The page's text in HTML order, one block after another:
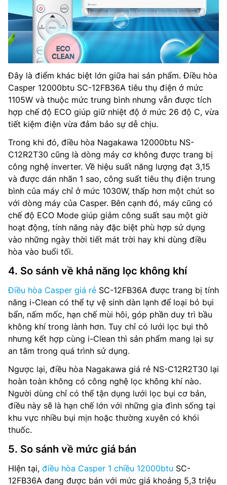
Đây là điểm khác biệt lớn giữa hai sản phẩm. Điều hòa
Casper 12000btu SC-12FB36A tiêu thụ điện ở mức
1105W và thuộc mức trung bình nhưng vẫn được tích
hợp chế độ ECO giúp giữ nhiệt độ ở mức 26 độ C, vừa
tiết kiệm điện vừa đảm bảo sự dễ chịu.
Trong khi đó, điều hòa Nagakawa 12000btu NS-
C12R2T30 cũng là dòng máy cơ không được trang bị
công nghệ inverter. Về hiệu suất năng lượng đạt 3,15
và được dán nhãn 1 sao, công suất tiêu thụ điện trung
bình của máy chỉ ở mức 1030W, thấp hơn một chút so
với dòng máy của Casper. Bên cạnh đó, máy cũng có
chế độ ECO Mode giúp giảm công suất sau một giờ
hoạt động, tính năng này đặc biệt phù hợp sử dụng
vào những ngày thời tiết mát trời hay khi dùng điều
hòa vào buổi tối.
4. So sánh về khả năng lọc không khí
Điều hòa Casper giá rẻ SC-12FB36A được trang bị tính
năng i-Clean có thể tự vệ sinh dàn lạnh để loại bỏ bụi
bẩn, nấm mốc, hạn chế mùi hôi, góp phần duy trì bầu
không khí trong lành hơn. Tuy chỉ có lưới lọc bụi thô
nhưng kết hợp cùng i-Clean thì sản phẩm mang lại sự
an tâm trong quá trình sử dụng.
Ngược lại, điều hòa Nagakawa giá rẻ NS-C12R2T30 lại
hoàn toàn không có công nghệ lọc không khí nào.
Người dùng chỉ có thể tận dụng lưới lọc bụi cơ bản,
điều này sẽ là hạn chế lớn với những gia đình sống tại
khu vực nhiều bụi mịn hoặc thường xuyên có khói
thuốc.
5. So sánh về mức giá bán
HIện tại, điều hòa Casper 1 chiều 12000btu SC-
12FB36A đang được bán với mức giá khoảng 5,3 triệu